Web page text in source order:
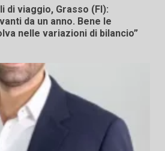
di viaggio, Grasso (FI):
da un anno. Bene le
nelle variazioni di bilancio”